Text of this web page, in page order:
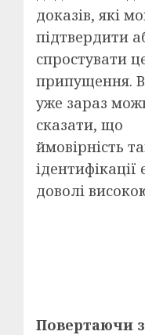
доказів, які
підтвердити
спростувати
припущення.
уже зараз
сказати, що
ймовірність
ідентифікації
доволі
Повертаючи з